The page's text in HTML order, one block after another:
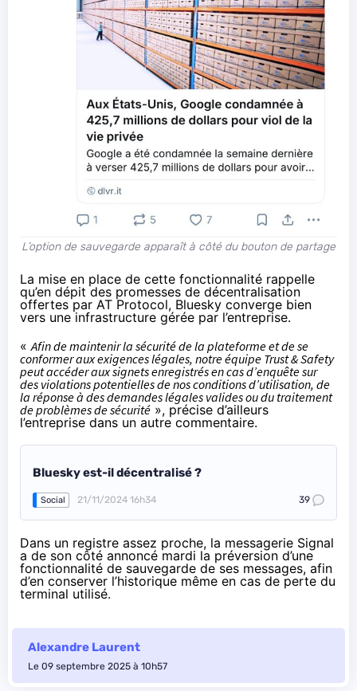
L’option de sauvegarde apparaît à côté du bouton de partage
La mise en place de cette fonctionnalité rappelle
qu’en dépit des promesses de décentralisation
offertes par AT Protocol, Bluesky converge bien
vers une infrastructure gérée par l’entreprise.
« Afin de maintenir la sécurité de la plateforme et de se
conformer aux exigences légales, notre équipe Trust & Safety
peut accéder aux signets enregistrés en cas d’enquête sur
des violations potentielles de nos conditions d’utilisation, de
la réponse à des demandes légales valides ou du traitement
de problèmes de sécurité », précise d’ailleurs
l’entreprise dans un autre commentaire.
Bluesky est-il décentralisé ?
Social 21/11/2024 16h34 39
Dans un registre assez proche, la messagerie Signal
a de son côté annoncé mardi la préversion d’une
fonctionnalité de sauvegarde de ses messages, afin
d’en conserver l’historique même en cas de perte du
terminal utilisé.
Alexandre Laurent
Le 09 septembre 2025 à 10h57